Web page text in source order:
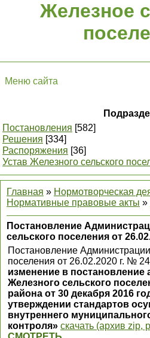
Железное
Меню сайта
Постановления [582]
Решения [334]
Распоряжения [36]
Устав Железного сельского
Главная » Нормотворческая
Нормативные правовые акты »
Постановление
сельского поселения от
Постановление
поселения от 26.02.2020 г. № 24
изменение в постановление
Железного сельского
района от 30 декабря 2016
утверждении стандартов
внутреннего
контроля» скачать (архив zip,